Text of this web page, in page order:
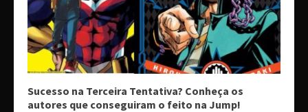
Sucesso na Terceira Tentativa? Conheça os
autores que conseguiram o feito na Jump!